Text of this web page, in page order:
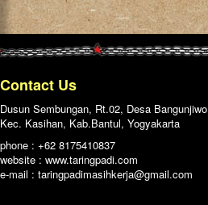
Contact Us
Dusun Sembungan, Rt.02, Desa Bangunjiwo
Kec. Kasihan, Kab.Bantul, Yogyakarta
phone : +62 8175410837
website : www.taringpadi.com
e-mail : taringpadimasihkerja@gmail.com